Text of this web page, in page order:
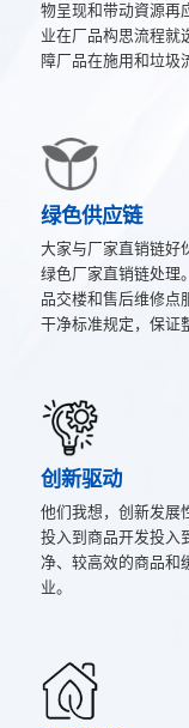
物呈现和带动資源再
业在厂品构思流程就
障厂品在施用和垃圾
绿色供应链
大家与厂家直销链好
绿色厂家直销链处理
品交楼和售后维修点
干净标准规定，保证
创新驱动
他们我想，创新发展
投入到商品开发投入
净、较高效的商品和
业。